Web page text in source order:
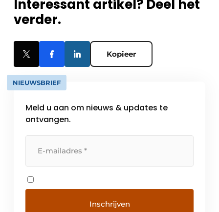
Interessant artikel? Deel het
verder.
Kopieer
NIEUWSBRIEF
Meld u aan om nieuws & updates te
ontvangen.